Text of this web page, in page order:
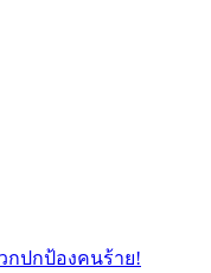
กปกป้องคนร้าย!